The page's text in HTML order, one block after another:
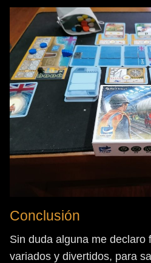
Conclusión
Sin duda alguna me declaro
variados y divertidos, para